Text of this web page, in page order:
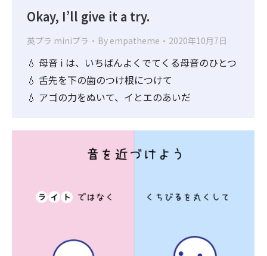
Okay, I’ll give it a try.
英プラ miniプラ By empatheme 2020年10月7日
💧 母音 i は、いちばんよくでてくる母音のひとつ
💧 舌先を下の歯のつけ根につけて
💧 アゴの力をぬいて、イとエのあいだ